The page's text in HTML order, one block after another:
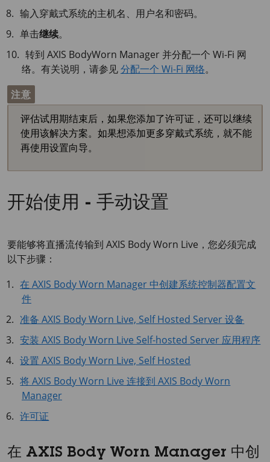
输入穿戴式系统的主机名、用户名和密码。
单击继续。
转到AXIS BodyWorn Manager 并分配一个 Wi-Fi 网
络。有关说明，请参见分配一个 Wi-Fi 网络。
注意
评估试用期结束后，如果您添加了许可证，还可以继续
使用该解决方案。如果想添加更多穿戴式系统，就不能
再使用设置向导。
开始使用 - 手动设置
要能够将直播流传输到 AXIS BodyWorn Live，您必须完成
以下步骤：
在 AXIS Body Worn Manager 中创建系统控制器配置文
件
准备 AXIS Body Worn Live, Self Hosted Server 设备
安装 AXIS Body Worn Live Self-hosted Server 应用程序
设置 AXIS Body Worn Live, Self Hosted
将 AXIS Body Worn Live 连接到 AXIS Body Worn
Manager
许可证
在 AXIS Body Worn Manager 中创